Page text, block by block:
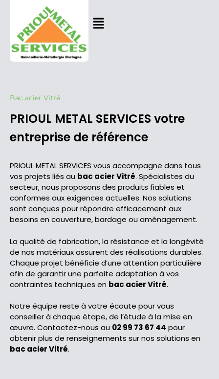
Bac acier Vitré
PRIOUL METAL SERVICES votre
entreprise de référence
PRIOUL METAL SERVICES vous accompagne dans tous
vos projets liés au bac acier Vitré. Spécialistes du
secteur, nous proposons des produits fiables et
conformes aux exigences actuelles. Nos solutions
sont conçues pour répondre efficacement aux
besoins en couverture, bardage ou aménagement.
La qualité de fabrication, la résistance et la longévité
de nos matériaux assurent des réalisations durables.
Chaque projet bénéficie d’une attention particulière
afin de garantir une parfaite adaptation à vos
contraintes techniques en bac acier Vitré.
Notre équipe reste à votre écoute pour vous
conseiller à chaque étape, de l’étude à la mise en
œuvre. Contactez-nous au 02 99 73 67 44 pour
obtenir plus de renseignements sur nos solutions en
bac acier Vitré.